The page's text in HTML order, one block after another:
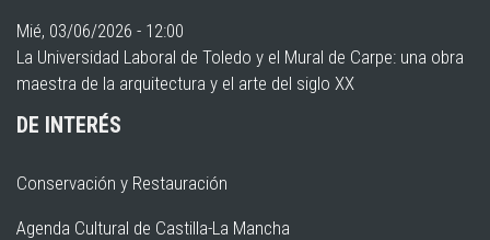
Mié, 03/06/2026 - 12:00
La Universidad Laboral de Toledo y el Mural de Carpe: una obra
maestra de la arquitectura y el arte del siglo XX
DE INTERÉS
Conservación y Restauración
Agenda Cultural de Castilla-La Mancha